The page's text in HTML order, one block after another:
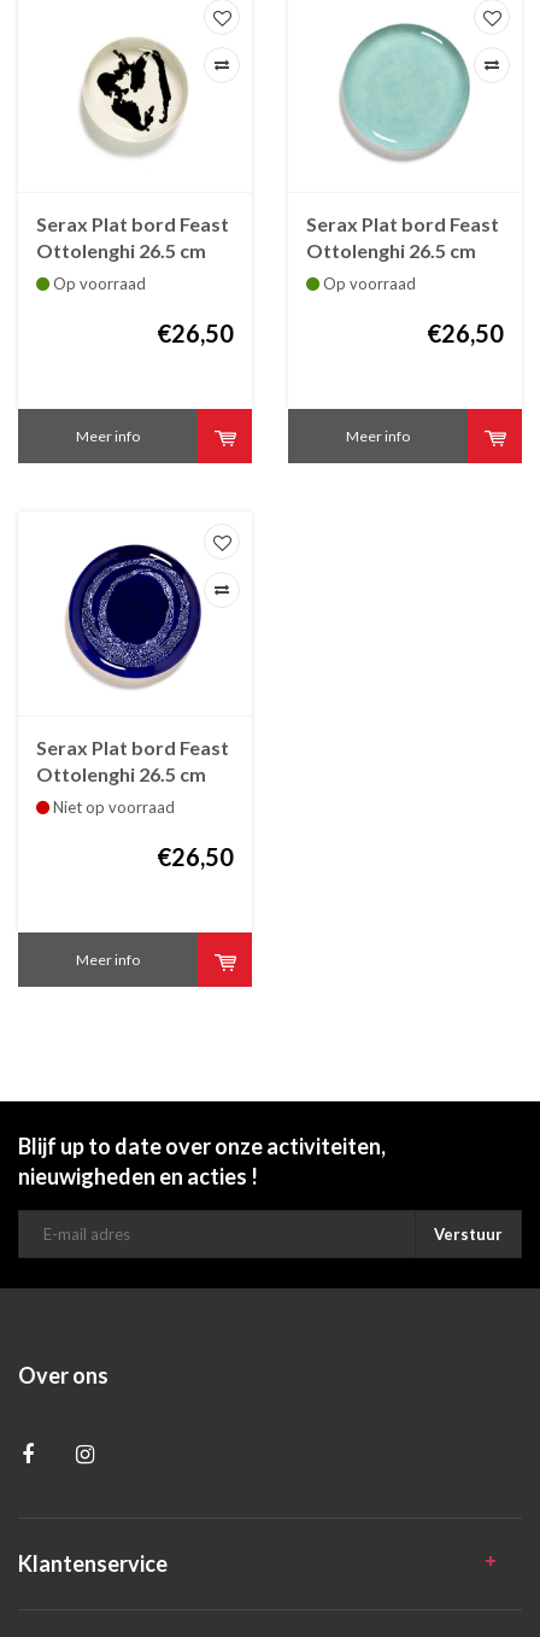
Serax Plat bord Feast
Ottolenghi 26.5 cm
wit met zwarte
Op voorraad
€26,50
Meer info
Serax Plat bord Feast
Ottolenghi 26.5 cm
azuur
Op voorraad
€26,50
Meer info
Serax Plat bord Feast
Ottolenghi 26.5 cm
blauw witte swirl -
Niet op voorraad
€26,50
Meer info
Blijf up to date over onze activiteiten,
nieuwigheden en acties !
Verstuur
Over ons
Klantenservice